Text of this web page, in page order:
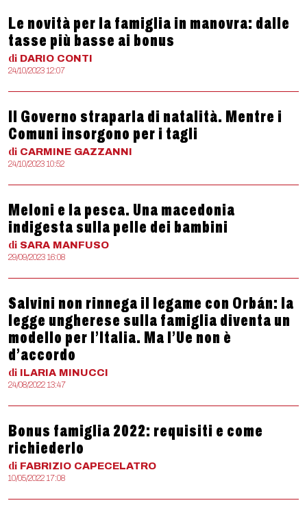
Le novità per la famiglia in manovra: dalle
tasse più basse ai bonus
di DARIO CONTI
24/10/2023 12:07
Il Governo straparla di natalità. Mentre i
Comuni insorgono per i tagli
di CARMINE GAZZANNI
24/10/2023 10:52
Meloni e la pesca. Una macedonia
indigesta sulla pelle dei bambini
di SARA MANFUSO
29/09/2023 16:08
Salvini non rinnega il legame con Orbán: la
legge ungherese sulla famiglia diventa un
modello per l’Italia. Ma l’Ue non è
d’accordo
di ILARIA MINUCCI
24/08/2022 13:47
Bonus famiglia 2022: requisiti e come
richiederlo
di FABRIZIO CAPECELATRO
10/05/2022 17:08